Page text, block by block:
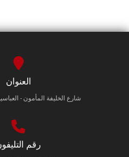
العنوان
شارع الخليفة المأمون -
رقم